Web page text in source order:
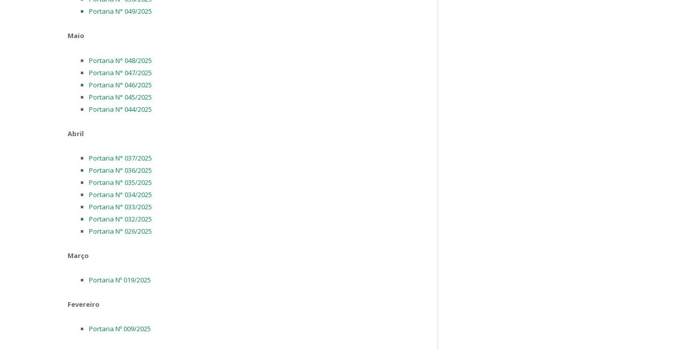
Portaria N° 049/2025
Maio
Portaria N° 048/2025
Portaria N° 047/2025
Portaria N° 046/2025
Portaria N° 045/2025
Portaria N° 044/2025
Abril
Portaria N° 037/2025
Portaria N° 036/2025
Portaria N° 035/2025
Portaria N° 034/2025
Portaria N° 033/2025
Portaria N° 032/2025
Portaria N° 026/2025
Março
Portaria Nº 019/2025
Fevereiro
Portaria Nº 009/2025